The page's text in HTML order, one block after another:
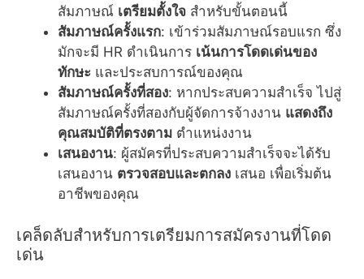
สัมภาษณ์ เตรียมตั้งใจ สำหรับขั้นตอนนี้
สัมภาษณ์ครั้งแรก: เข้าร่วมสัมภาษณ์รอบแรก ซึ่ง
มักจะมี HR ดำเนินการ เน้นการโดดเด่นของ
ทักษะ และประสบการณ์ของคุณ
สัมภาษณ์ครั้งที่สอง: หากประสบความสำเร็จ ไปสู่
สัมภาษณ์ครั้งที่สองกับผู้จัดการจ้างงาน แสดงถึง
คุณสมบัติที่ตรงตาม ตำแหน่งงาน
เสนองาน: ผู้สมัครที่ประสบความสำเร็จจะได้รับ
เสนองาน ตรวจสอบและตกลง เสนอ เพื่อเริ่มต้น
อาชีพของคุณ
เคล็ดลับสำหรับการเตรียมการสมัครงานที่โดด
เด่น